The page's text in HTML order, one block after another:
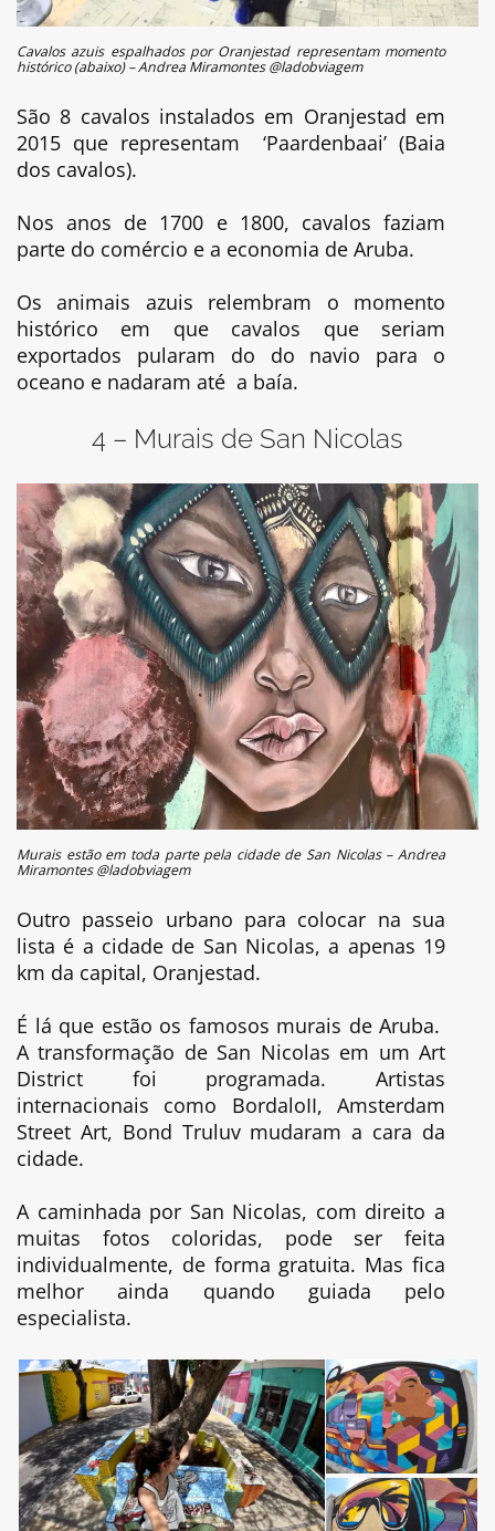
Cavalos azuis espalhados por Oranjestad representam momento
histórico (abaixo) – Andrea Miramontes @ladobviagem
São 8 cavalos instalados em Oranjestad em
2015 que representam ‘Paardenbaai’ (Baia
dos cavalos).
Nos anos de 1700 e 1800, cavalos faziam
parte do comércio e a economia de Aruba.
Os animais azuis relembram o momento
histórico em que cavalos que seriam
exportados pularam do do navio para o
oceano e nadaram até a baía.
4 – Murais de San Nicolas
Murais estão em toda parte pela cidade de San Nicolas – Andrea
Miramontes @ladobviagem
Outro passeio urbano para colocar na sua
lista é a cidade de San Nicolas, a apenas 19
km da capital, Oranjestad.
É lá que estão os famosos murais de Aruba.
A transformação de San Nicolas em um Art
District foi programada. Artistas
internacionais como BordaloII, Amsterdam
Street Art, Bond Truluv mudaram a cara da
cidade.
A caminhada por San Nicolas, com direito a
muitas fotos coloridas, pode ser feita
individualmente, de forma gratuita. Mas fica
melhor ainda quando guiada pelo
especialista.